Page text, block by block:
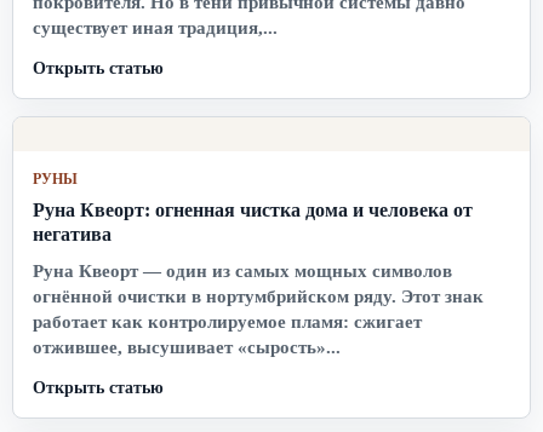
существует иная традиция,...
Открыть статью
РУНЫ
Руна Квеорт: огненная чистка дома и человека от
негатива
Руна Квеорт — один из самых мощных символов
огнённой очистки в нортумбрийском ряду. Этот знак
работает как контролируемое пламя: сжигает
отжившее, высушивает «сырость»...
Открыть статью